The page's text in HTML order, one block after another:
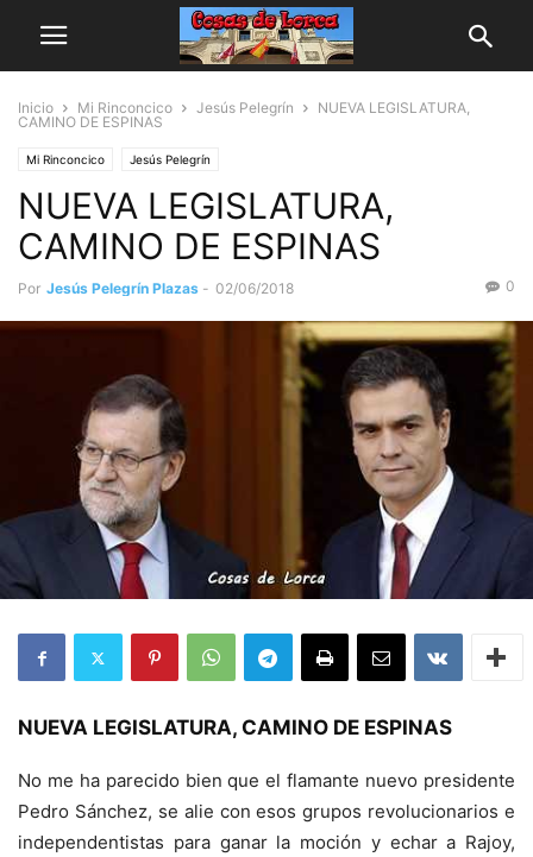
Inicio Mi Rinconcico Jesús Pelegrín
NUEVA LEGISLATURA,
CAMINO DE ESPINAS
Mi Rinconcico Jesús Pelegrín
NUEVA LEGISLATURA,
CAMINO DE ESPINAS
Por Jesús Pelegrín Plazas - 02/06/2018 0
NUEVA LEGISLATURA, CAMINO DE ESPINAS
No me ha parecido bien que el flamante nuevo presidente
Pedro Sánchez, se alie con esos grupos revolucionarios e
independentistas para ganar la moción y echar a Rajoy,